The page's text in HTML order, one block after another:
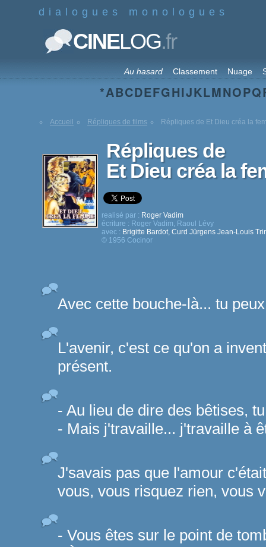
dialogues monologues
CINELOG.fr
Au hasard Classement Nuage
*ABCDEFGHIJKLMNOPQ
Accueil Répliques de films Répliques de Et Dieu créa la
Répliques de
Et Dieu créa la
realisé par : Roger Vadim
écriture : Roger Vadim, Raoul Lévy
avec : Brigitte Bardot, Curd Jürgens Jean-Louis
© 1956 Cocinor
Avec cette bouche-là... tu
L'avenir, c'est ce qu'on a
présent.
- Au lieu de dire des bêtises,
- Mais j'travaille... j'travaille à
J'savais pas que l'amour
vous, vous risquez rien, vous
- Vous êtes sur le point de